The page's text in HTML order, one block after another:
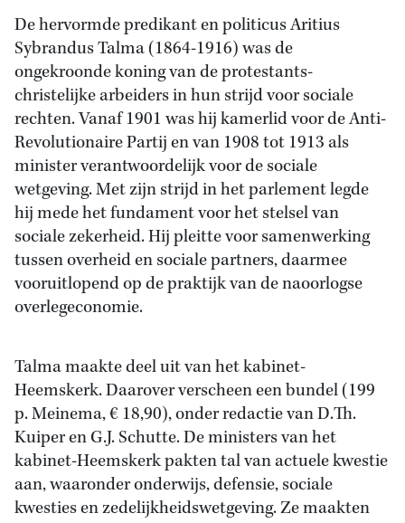
De hervormde predikant en politicus Aritius
Sybrandus Talma (1864-1916) was de
ongekroonde koning van de protestants-
christelijke arbeiders in hun strijd voor sociale
rechten. Vanaf 1901 was hij kamerlid voor de Anti-
Revolutionaire Partij en van 1908 tot 1913 als
minister verantwoordelijk voor de sociale
wetgeving. Met zijn strijd in het parlement legde
hij mede het fundament voor het stelsel van
sociale zekerheid. Hij pleitte voor samenwerking
tussen overheid en sociale partners, daarmee
vooruitlopend op de praktijk van de naoorlogse
overlegeconomie.
Talma maakte deel uit van het kabinet-
Heemskerk. Daarover verscheen een bundel (199
p. Meinema, € 18,90), onder redactie van D.Th.
Kuiper en G.J. Schutte. De ministers van het
kabinet-Heemskerk pakten tal van actuele kwestie
aan, waaronder onderwijs, defensie, sociale
kwesties en zedelijkheidswetgeving. Ze maakten